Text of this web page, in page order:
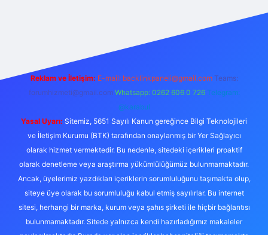
Reklam ve İletişim: E-mail: backlinkpaneli@gmail.com Teams:
forumhizmeti@gmail.com Whatsapp: 0262 606 0 726 Telegram:
@karabul
Yasal Uyarı: Sitemiz, 5651 Sayılı Kanun gereğince Bilgi Teknolojileri
ve İletişim Kurumu (BTK) tarafından onaylanmış bir Yer Sağlayıcı
olarak hizmet vermektedir. Bu nedenle, sitedeki içerikleri proaktif
olarak denetleme veya araştırma yükümlülüğümüz bulunmamaktadır.
Ancak, üyelerimiz yazdıkları içeriklerin sorumluluğunu taşımakta olup,
siteye üye olarak bu sorumluluğu kabul etmiş sayılırlar. Bu internet
sitesi, herhangi bir marka, kurum veya şahıs şirketi ile hiçbir bağlantısı
bulunmamaktadır. Sitede yalnızca kendi hazırladığımız makaleler